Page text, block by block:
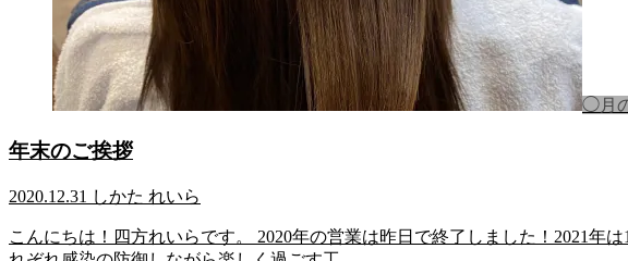
◯月
年末のご挨拶
2020.12.31 しかた れいら
こんにちは！四方れいらです。 2020年の営業は昨日で終了しました！2021年